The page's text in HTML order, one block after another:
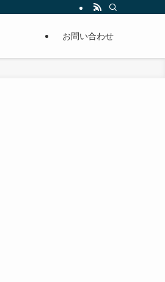
りやすくまとめています。
お問い合わせ